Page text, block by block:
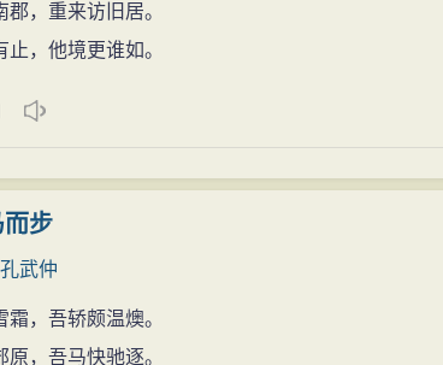
郡，重来访旧居。
止，他境更谁如。
步
孔武仲
霜，吾轿颇温燠。
原，吾马快驰逐。